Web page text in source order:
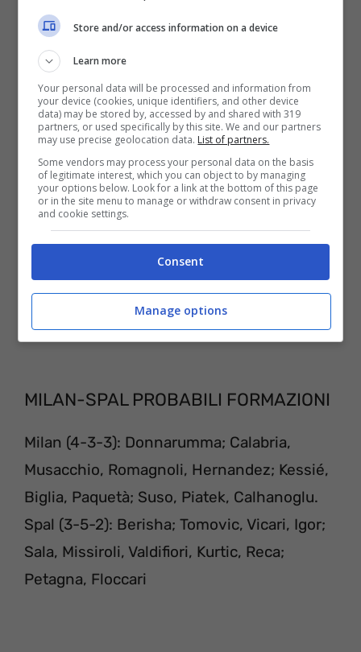
attraverso l’applicazione dedicata, Sky Go,
riservata ai soli abbonati. L’app è disponibile
in versione Android e iOS, e permetterà la
visione dell’incontro ovunque vogliate
attraverso lo smartphone, il tablet o il
personal computer.
MILAN-SPAL PROBABILI FORMAZIONI
Milan (4-3-3): Donnarumma; Calabria,
Musacchio, Romagnoli, Hernandez; Kessié,
Biglia, Paquetà; Suso, Piatek, Calhanoglu.
Spal (3-5-2): Berisha; Tomovic, Vicari, Igor;
Sala, Missiroli, Valdifiori, Kurtic, Reca;
Petagna, Floccari
Store and/or access information on a device
Learn more
Your personal data will be processed and information from
your device (cookies, unique identifiers, and other device
data) may be stored by, accessed by and shared with 319
partners, or used specifically by this site. We and our partners
may use precise geolocation data. List of partners.
Some vendors may process your personal data on the basis
of legitimate interest, which you can object to by managing
your options below. Look for a link at the bottom of this page
or in the site menu to manage or withdraw consent in privacy
and cookie settings.
Consent
Manage options